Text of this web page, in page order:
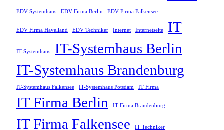
EDV-Systemhaus EDV Firma Berlin EDV Firma Falkensee
EDV Firma Havelland EDV Techniker Internet Internetseite IT
IT-Systemhaus
IT-Systemhaus Berlin
IT-Systemhaus Brandenburg
IT-Systemhaus Falkensee IT-Systemhaus Potsdam IT Firma
IT Firma Berlin IT Firma Brandenburg
IT Firma Falkensee IT Techniker